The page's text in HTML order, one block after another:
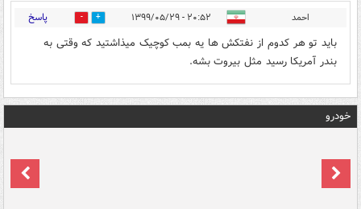
احمد ۲۰:۵۲ - ۱۳۹۹/۰۵/۲۹ 0 پاسخ
باید تو هر کدوم از نفتکش ها یه بمب کوچیک میذاشتید که وقتی به
بندر آمریکا رسید مثل بیروت بشه.
خودرو